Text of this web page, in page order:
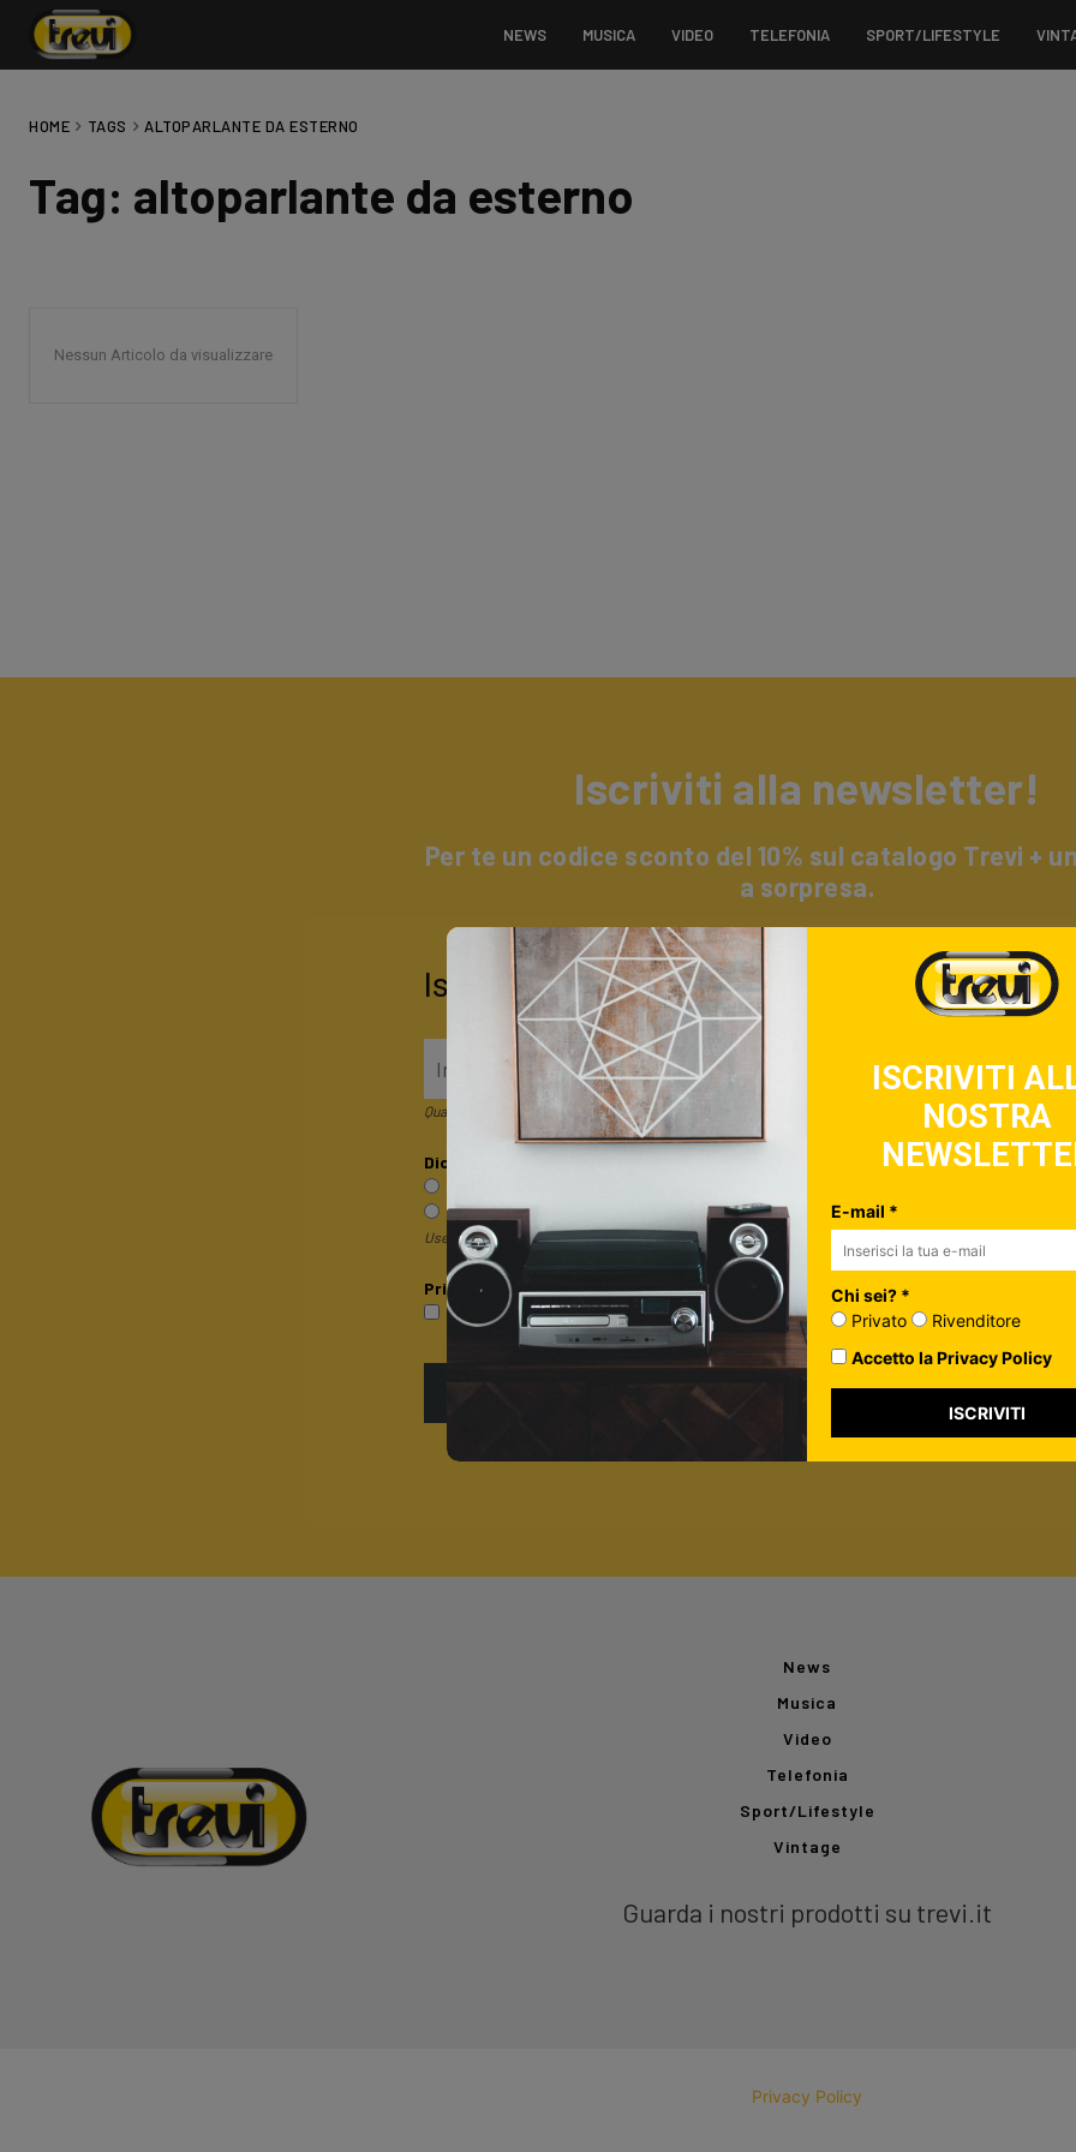
NEWS MUSICA VIDEO TELEFONIA SPORT/LIFESTYLE
HOME TAGS ALTOPARLANTE DA ESTERNO
Tag: altoparlante da esterno
Nessun Articolo da visualizzare
Iscriviti alla newsletter!
Per te un codice sconto del 10% sul catalogo Trevi +
a sorpresa.
Iscriviti alla nostra newsletter
Quando invii il modulo, controlla la tua inbox per confermare l'iscrizione
Dicci qualcosa in più su di te*
Sono un rivenditore
Useremo questa informazione per personalizzare i contenuti che ti invieremo.
Privacy*
Accetto la Privacy Policy
ISCRIVITI
News
Musica
Video
Telefonia
Sport/Lifestyle
Vintage
Guarda i nostri prodotti su trevi.it
Privacy Policy
ISCRIVITI
NOSTRA
E-mail *
Chi sei? *
Privato
Rivenditore
Accetto la Privacy Policy
ISCRIVITI